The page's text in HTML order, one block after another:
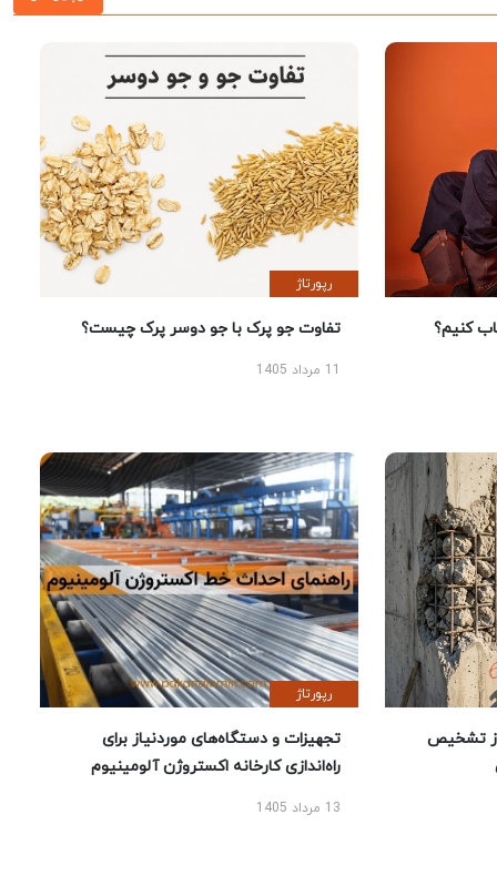
کنیم؟
رپورتاژ
تفاوت جو پرک با جو دوسر پرک چیست؟
تشخیص
رپورتاژ
تجهیزات و دستگاه‌های موردنیاز برای
راه‌اندازی کارخانه اکستروژن آلومینیوم
13 مرداد 1405